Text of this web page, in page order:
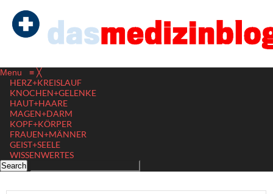
Menu ≡ ╳
HERZ+KREISLAUF
KNOCHEN+GELENKE
HAUT+HAARE
MAGEN+DARM
KOPF+KÖRPER
FRAUEN+MÄNNER
GEIST+SEELE
WISSENWERTES